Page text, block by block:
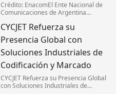
Crédito: EnacomEl Ente Nacional de
Comunicaciones de Argentina
Subsecretaría de Defensa del
Consumidor y Lealtad Comercial para
optimizar la gestión de reclamos d
CYCJET Refuerza su
Presencia Global con
Soluciones Industriales de
Codificación y Marcado
CYCJET Refuerza su Presencia Global
con Soluciones Industriales de